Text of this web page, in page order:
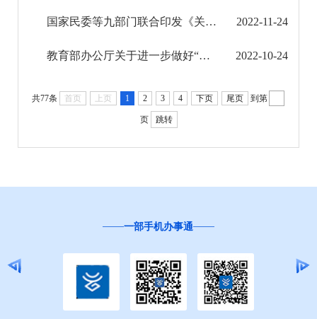
资金项目
云南省网上新闻发布厅
商品房预售许可证信息公示
国家民委等九部门联合印发《关于铸牢中华民族共同体意识 扎实推进民族地区巩固拓展脱贫攻坚成... 2022-11-24
教育部办公厅关于进一步做好“优师计划”师范生培养工作的通知 2022-10-24
共77条 首页 上页 1 2 3 4 下页 尾页 到第
页 跳转
一部手机办事通